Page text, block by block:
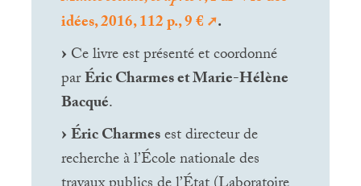
idées, 2016, 112 p., 9 € .
Ce livre est présenté et coordonné
parÉric Charmes et Marie-Hélène
Bacqué.
Éric Charmesest directeur de
recherche à l’École nationale des